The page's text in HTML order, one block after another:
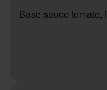
Base sauce tomate,